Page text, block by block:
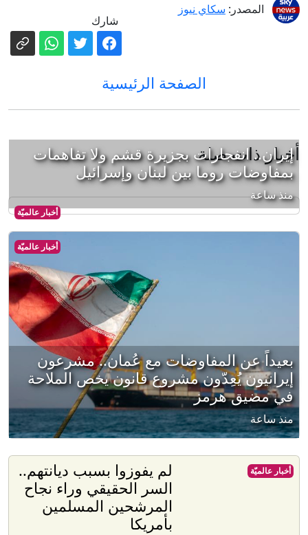
المصدر: سكاي نيوز
شارك
الصفحة الرئيسية
أخبار ذات صلة
أخبار عالميّة
إيران.. انفجارات بجزيرة قشم ولا تفاهمات
بمفاوضات روما بين لبنان وإسرائيل
منذ ساعة
أخبار عالميّة
بعيداً عن المفاوضات مع عُمان.. مشرعون
إيرانيون يُعِدّون مشروع قانون يخص الملاحة
في مضيق هرمز
منذ ساعة
لم يفوزوا بسبب ديانتهم..
السر الحقيقي وراء نجاح
المرشحين المسلمين
بأمريكا
أخبار عالميّة